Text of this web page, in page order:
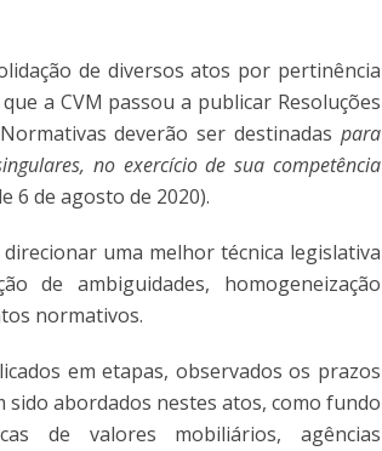
de diversos atos por pertinência
a CVM passou a publicar Resoluções
deverão ser destinadas para
no exercício de sua competência
6 de agosto de 2020).
uma melhor técnica legislativa
de ambiguidades, homogeneização
normativos.
em etapas, observados os prazos
sido abordados nestes atos, como fundo
de valores mobiliários, agências